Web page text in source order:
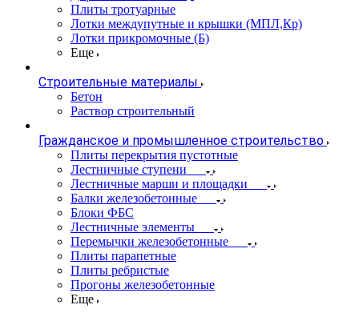
Плиты тротуарные
Лотки междупутные и крышки (МПЛ,Кр)
Лотки прикромочные (Б)
Еще
Строительные материалы
Бетон
Раствор строительный
Гражданское и промышленное строительство
Плиты перекрытия пустотные
Лестничные ступени
Лестничные марши и площадки
Балки железобетонные
Блоки ФБС
Лестничные элементы
Перемычки железобетонные
Плиты парапетные
Плиты ребристые
Прогоны железобетонные
Еще